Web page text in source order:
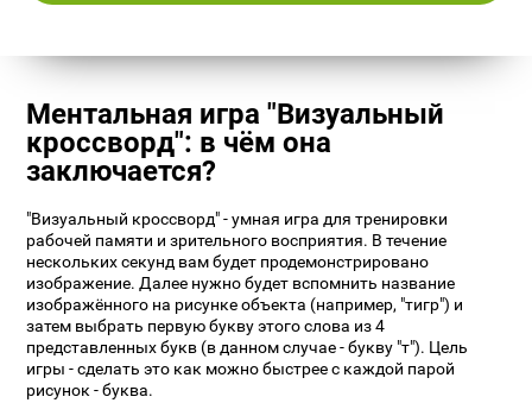
Ментальная игра "Визуальный
кроссворд": в чём она
заключается?
"Визуальный кроссворд" - умная игра для тренировки
рабочей памяти и зрительного восприятия. В течение
нескольких секунд вам будет продемонстрировано
изображение. Далее нужно будет вспомнить название
изображённого на рисунке объекта (например, "тигр") и
затем выбрать первую букву этого слова из 4
представленных букв (в данном случае - букву "т"). Цель
игры - сделать это как можно быстрее с каждой парой
рисунок - буква.